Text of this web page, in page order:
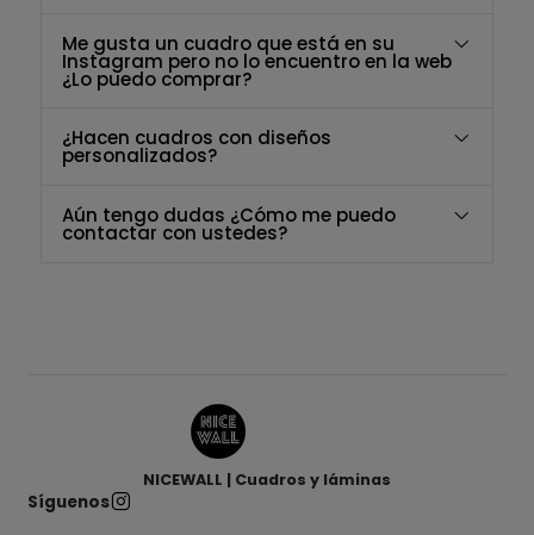
Me gusta un cuadro que está en su
Instagram pero no lo encuentro en la web
¿Lo puedo comprar?
¿Hacen cuadros con diseños
personalizados?
Aún tengo dudas ¿Cómo me puedo
contactar con ustedes?
NICEWALL | Cuadros y láminas
Síguenos